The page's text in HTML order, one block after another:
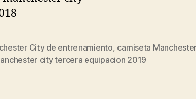
City de entrenamiento, camiseta
city tercera equipacion 2019